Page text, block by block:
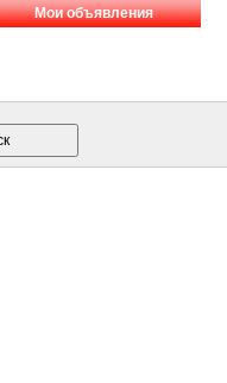
Мои объявления